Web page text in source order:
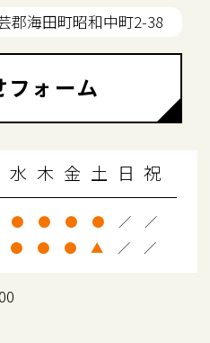
郡海田町昭和中町2-38
フォーム
水 木 金 土 日 祝
● ● ● ● ／ ／
● ● ● ▲ ／ ／